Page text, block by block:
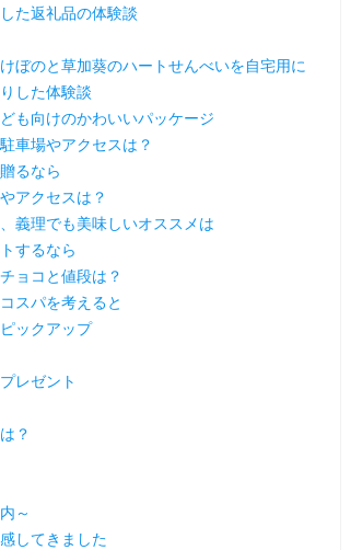
た返礼品の体験談
ぼのと草加葵のハートせんべいを自宅用に
した体験談
も向けのかわいいパッケージ
車場やアクセスは？
るなら
アクセスは？
義理でも美味しいオススメは
するなら
ョコと値段は？
スパを考えると
ックアップ
レゼント
？
～
してきました